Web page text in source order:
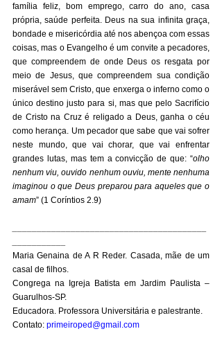
família feliz, bom emprego, carro do ano, casa
própria, saúde perfeita. Deus na sua infinita graça,
bondade e misericórdia até nos abençoa com essas
coisas, mas o Evangelho é um convite a pecadores,
que compreendem de onde Deus os resgata por
meio de Jesus, que compreendem sua condição
miserável sem Cristo, que enxerga o inferno como o
único destino justo para si, mas que pelo Sacrifício
de Cristo na Cruz é religado a Deus, ganha o céu
como herança. Um pecador que sabe que vai sofrer
neste mundo, que vai chorar, que vai enfrentar
grandes lutas, mas tem a convicção de que: “olho
nenhum viu, ouvido nenhum ouviu, mente nenhuma
imaginou o que Deus preparou para aqueles que o
amam” (1 Coríntios 2.9)
Maria Genaina de A R Reder. Casada, mãe de um
casal de filhos.
Congrega na Igreja Batista em Jardim Paulista –
Guarulhos-SP.
Educadora. Professora Universitária e palestrante.
Contato: primeiroped@gmail.com